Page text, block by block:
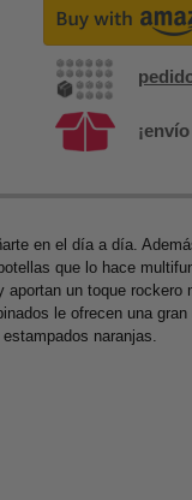
en el día a día.
que lo hace
un toque
le ofrecen una
naranjas.